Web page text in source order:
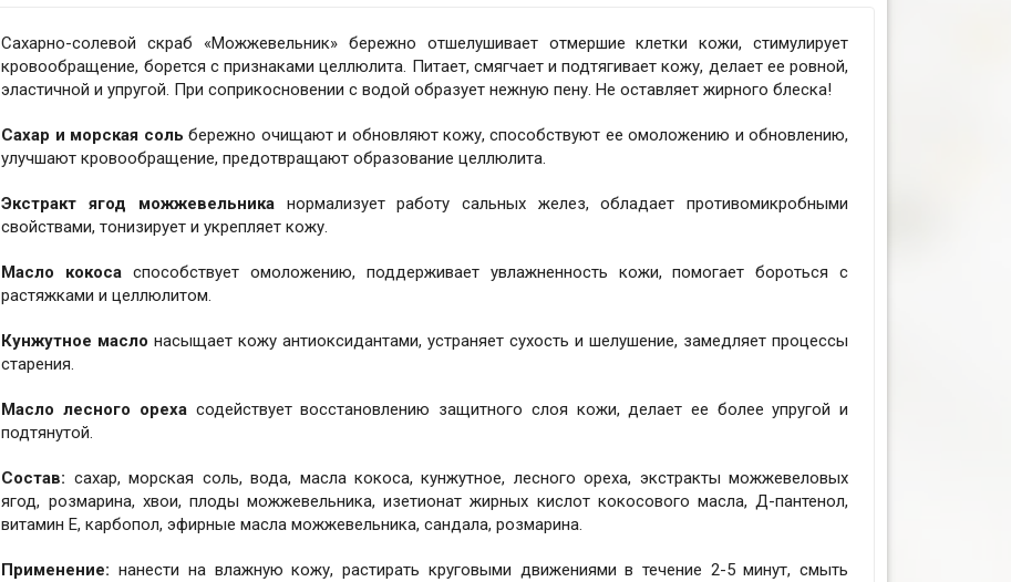
Сахарно-солевой скраб «Можжевельник» бережно отшелушивает отмершие клетки кожи, стимулирует
кровообращение, борется с признаками целлюлита. Питает, смягчает и подтягивает кожу, делает ее ровной,
эластичной и упругой. При соприкосновении с водой образует нежную пену. Не оставляет жирного блеска!
Сахар и морская соль бережно очищают и обновляют кожу, способствуют ее омоложению и обновлению,
улучшают кровообращение, предотвращают образование целлюлита.
Экстракт ягод можжевельниканормализует работу сальных желез, обладает противомикробными
свойствами, тонизирует и укрепляет кожу.
Масло кокоса способствует омоложению, поддерживает увлажненность кожи, помогает бороться с
растяжками и целлюлитом.
Кунжутное масло насыщает кожу антиоксидантами, устраняет сухость и шелушение, замедляет процессы
старения.
Масло лесного орехасодействует восстановлению защитного слоя кожи, делает ее более упругой и
подтянутой.
Состав: сахар, морская соль, вода, масла кокоса, кунжутное, лесного ореха, экстракты можжевеловых
ягод, розмарина, хвои, плоды можжевельника, изетионат жирных кислот кокосового масла, Д-пантенол,
витамин Е, карбопол, эфирные масла можжевельника, сандала, розмарина.
Применение: нанести на влажную кожу, растирать круговыми движениями в течение 2-5 минут, смыть